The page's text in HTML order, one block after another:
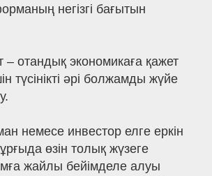
негізгі бағытын
– отандық экономикаға қажет
түсінікті әрі болжамды жүйе
немесе инвестор елге еркін
өзін толық жүзеге
жайлы бейімделе алуы